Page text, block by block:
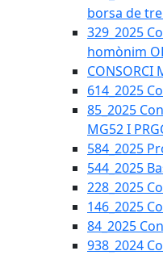
borsa de
329_2025
homònim
CONSORCI
614_2025
85_2025
MG52 I
584_2025
544_2025
228_2025
146_2025
84_2025
938_2024